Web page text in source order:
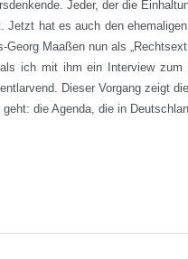
Jeder, der die
Jetzt hat es auch den
Maaßen nun als
ich mit ihm ein Interview
Dieser Vorgang zeigt
die Agenda, die in